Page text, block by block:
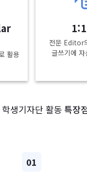
활용
전문 Editor
글쓰기에
생기자단 활동 특장
01